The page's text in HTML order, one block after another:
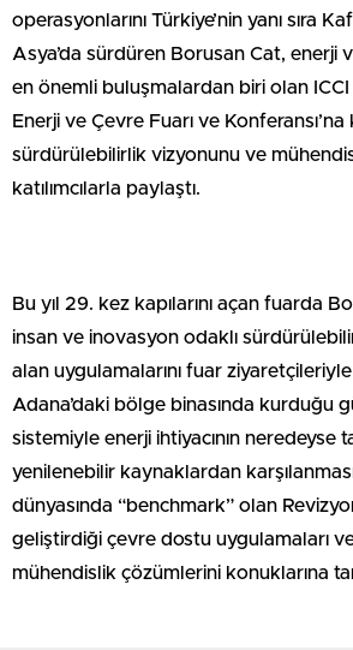
operasyonlarını Türkiye’nin yanı sıra
Asya’da sürdüren Borusan Cat, enerji
en önemli buluşmalardan biri olan
Enerji ve Çevre Fuarı ve Konferansı’na
sürdürülebilirlik vizyonunu ve
katılımcılarla paylaştı.
Bu yıl 29. kez kapılarını açan fuarda
insan ve inovasyon odaklı
alan uygulamalarını fuar
Adana’daki bölge binasında kurduğu
sistemiyle enerji ihtiyacının neredeyse
yenilenebilir kaynaklardan
dünyasında “benchmark” olan
geliştirdiği çevre dostu uygulamaları
mühendislik çözümlerini konuklarına